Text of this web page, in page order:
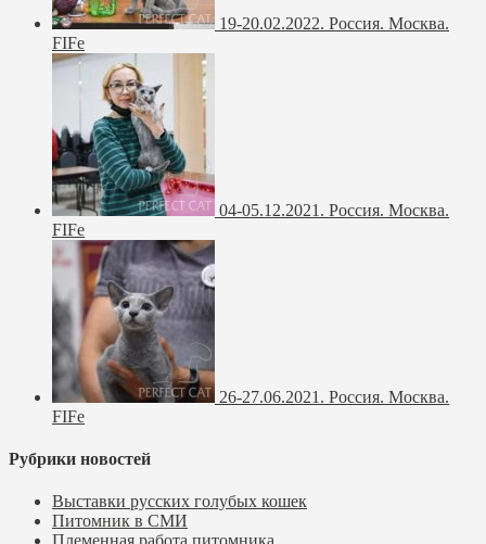
19-20.02.2022. Россия. Москва.
FIFe
04-05.12.2021. Россия. Москва.
FIFe
26-27.06.2021. Россия. Москва.
FIFe
Рубрики новостей
Выставки русских голубых кошек
Питомник в СМИ